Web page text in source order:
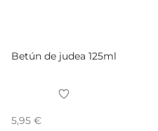
Betún de judea 125ml
5,95 €